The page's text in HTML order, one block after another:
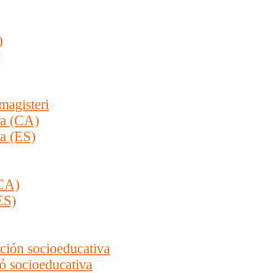
(CA)
(ES)
socioeducativa
socioeducativa